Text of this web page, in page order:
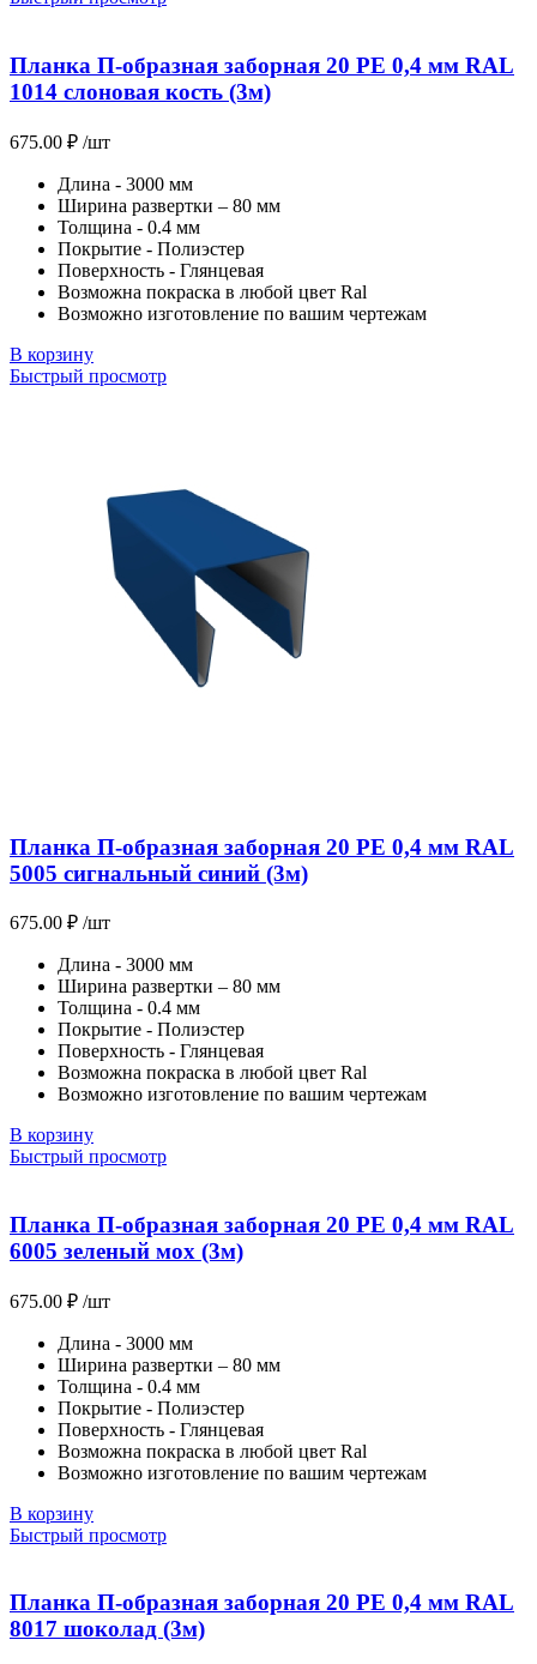
Планка П-образная заборная 20 PE 0,4 мм RAL
1014 слоновая кость (3м)
675.00 ₽ /шт
Длина - 3000 мм
Ширина развертки – 80 мм
Толщина - 0.4 мм
Покрытие - Полиэстер
Поверхность - Глянцевая
Возможна покраска в любой цвет Ral
Возможно изготовление по вашим чертежам
В корзину
Быстрый просмотр
Планка П-образная заборная 20 PE 0,4 мм RAL
5005 сигнальный синий (3м)
675.00 ₽ /шт
Длина - 3000 мм
Ширина развертки – 80 мм
Толщина - 0.4 мм
Покрытие - Полиэстер
Поверхность - Глянцевая
Возможна покраска в любой цвет Ral
Возможно изготовление по вашим чертежам
В корзину
Быстрый просмотр
Планка П-образная заборная 20 PE 0,4 мм RAL
6005 зеленый мох (3м)
675.00 ₽ /шт
Длина - 3000 мм
Ширина развертки – 80 мм
Толщина - 0.4 мм
Покрытие - Полиэстер
Поверхность - Глянцевая
Возможна покраска в любой цвет Ral
Возможно изготовление по вашим чертежам
В корзину
Быстрый просмотр
Планка П-образная заборная 20 PE 0,4 мм RAL
8017 шоколад (3м)